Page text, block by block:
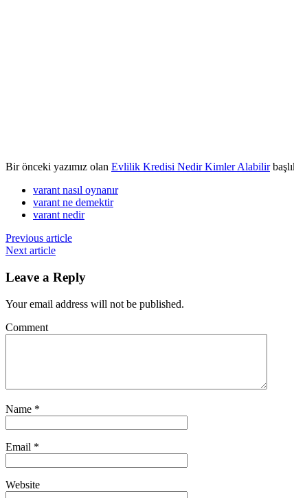
Bir önceki yazımız olan Evlilik Kredisi Nedir Kimler Alabilir
varant nasıl oynanır
varant ne demektir
varant nedir
Previous article
Next article
Leave a Reply
Your email address will not be published.
Comment
Name *
Email *
Website